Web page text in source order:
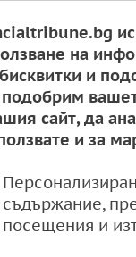
на Китай
13:23, 25.04.2026
на
и
сайт, да
и за
съдържание,
посещения и